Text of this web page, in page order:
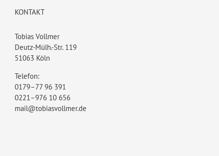
KONTAKT
Tobias Vollmer
Deutz-Mülh.-Str. 119
51063 Köln
Telefon:
0179–77 96 391
0221–976 10 656
mail@tobiasvollmer.de